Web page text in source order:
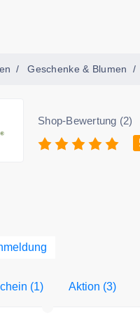
Geschenke & Blumen
Shop-Bewertung (2)
(1) Aktion (3)